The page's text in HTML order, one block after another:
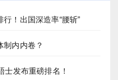
！出国深造率“腰斩”
制内内卷？
士发布重磅排名！